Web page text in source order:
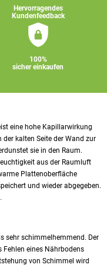
Hervorragendes
Kundenfeedback
100%
sicher einkaufen
eine hohe Kapillarwirkung
kalten Seite der Wand zur
sie in den Raum.
aus der Raumluft
Plattenoberfläche
und wieder abgegeben.
sehr schimmelhemmend. Der
eines Nährbodens
von Schimmel wird